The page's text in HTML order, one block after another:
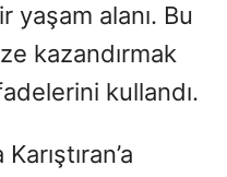
alanı. Bu
kazandırmak
kullandı.